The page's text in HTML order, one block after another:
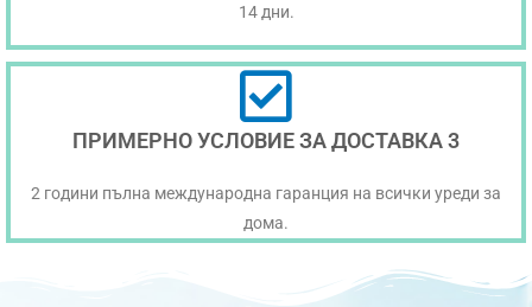
14 дни.
ПРИМЕРНО УСЛОВИЕ ЗА ДОСТАВКА 3
2 години пълна международна гаранция на всички уреди за
дома.